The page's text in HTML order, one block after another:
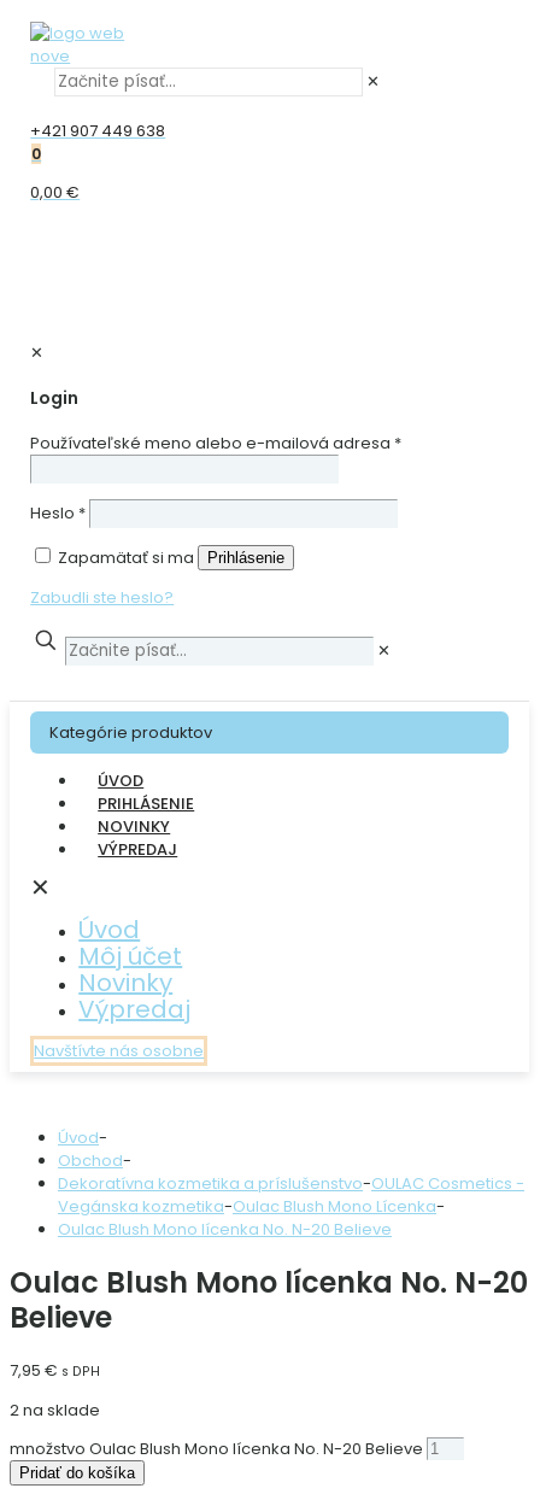
✕
+421 907 449 638
0
0,00 €
✕
Login
Používateľské meno alebo e-mailová adresa *
Heslo *
Zapamätať si ma
Prihlásenie
Zabudli ste heslo?
✕
Kategórie produktov
ÚVOD
PRIHLÁSENIE
NOVINKY
VÝPREDAJ
✕
Úvod
Môj účet
Novinky
Výpredaj
Navštívte nás osobne
Úvod-
Obchod-
Dekoratívna kozmetika a príslušenstvo-OULAC Cosmetics -
Vegánska kozmetika-Oulac Blush Mono Lícenka-
Oulac Blush Mono lícenka No. N-20 Believe
Oulac Blush Mono lícenka No. N-20
Believe
7,95 € s DPH
2 na sklade
množstvo Oulac Blush Mono lícenka No. N-20 Believe
Pridať do košíka